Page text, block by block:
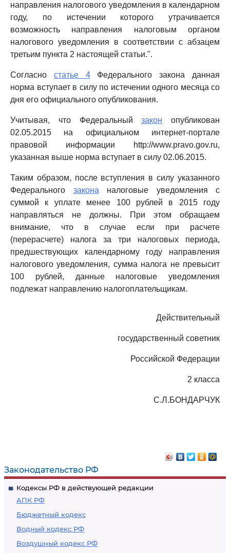
Законодательство РФ
Кодексы РФ в действующей редакции
АПК РФ
Бюджетный кодекс
Водный кодекс РФ
Воздушный кодекс РФ
направления налогового уведомления в календарном
году, по истечении которого утрачивается
возможность направления налоговым органом
налогового уведомления в соответствии с абзацем
третьим пункта 2 настоящей статьи.".
Согласно статье 4Федерального закона данная
норма вступает в силу по истечении одного месяца со
дня его официального опубликования.
Учитывая, что Федеральныйзакон опубликован
02.05.2015 на официальном интернет-портале
правовой информации http://www.pravo.gov.ru,
указанная выше норма вступает в силу 02.06.2015.
Таким образом, после вступления в силу указанного
Федерального закона налоговые уведомления с
суммой к уплате менее 100 рублей в 2015 году
направляться не должны. При этом обращаем
внимание, что в случае если при расчете
(перерасчете) налога за три налоговых периода,
предшествующих календарному году направления
налогового уведомления, сумма налога не превысит
100 рублей, данные налоговые уведомления
подлежат направлению налогоплательщикам.
Действительный
государственный советник
Российской Федерации
2 класса
С.Л.БОНДАРЧУК